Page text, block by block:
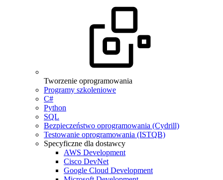
Tworzenie oprogramowania
Programy szkoleniowe
C#
Python
SQL
Bezpieczeństwo oprogramowania (Cydrill)
Testowanie oprogramowania (ISTQB)
Specyficzne dla dostawcy
AWS Development
Cisco DevNet
Google Cloud Development